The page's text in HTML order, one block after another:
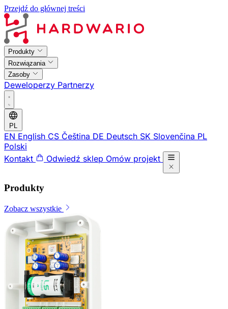
Przejdź do głównej treści
Produkty
Rozwiązania
Zasoby
Deweloperzy Partnerzy
PL
EN English CS Čeština DE Deutsch SK Slovenčina PL
Polski
Kontakt
Odwiedź sklep Omów projekt
Produkty
Zobacz wszystkie